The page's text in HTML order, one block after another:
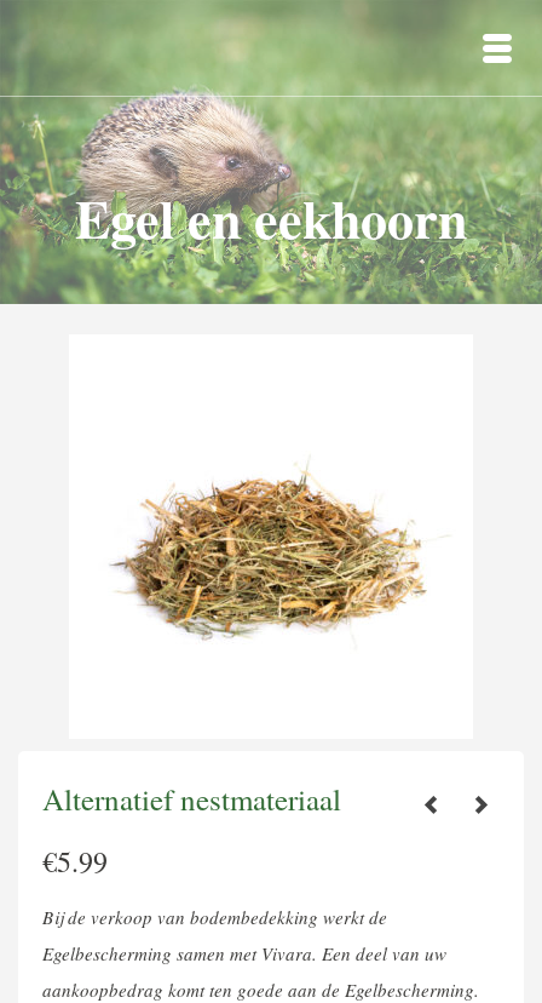
Egel en eekhoorn
Alternatief nestmateriaal
€5.99
Bij de verkoop van bodembedekking werkt de
Egelbescherming samen met Vivara. Een deel van uw
aankoopbedrag komt ten goede aan de Egelbescherming.